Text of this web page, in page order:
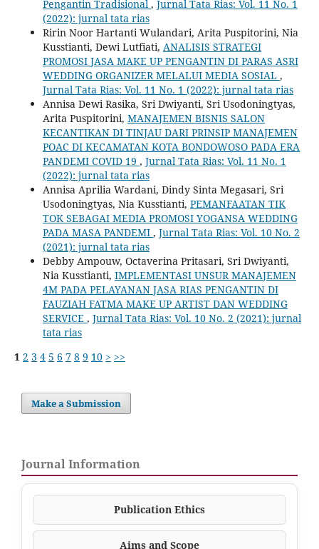
Pengantin Tradisional , Jurnal Tata Rias: Vol. 11 No. 1
(2022): jurnal tata rias
Ririn Noor Hartanti Wulandari, Arita Puspitorini, Nia
Kusstianti, Dewi Lutfiati, ANALISIS STRATEGI
PROMOSI JASA MAKE UP PENGANTIN DI PARAS ASRI
WEDDING ORGANIZER MELALUI MEDIA SOSIAL ,
Jurnal Tata Rias: Vol. 11 No. 1 (2022): jurnal tata rias
Annisa Dewi Rasika, Sri Dwiyanti, Sri Usodoningtyas,
Arita Puspitorini, MANAJEMEN BISNIS SALON
KECANTIKAN DI TINJAU DARI PRINSIP MANAJEMEN
POAC DI KECAMATAN KOTA BONDOWOSO PADA ERA
PANDEMI COVID 19 , Jurnal Tata Rias: Vol. 11 No. 1
(2022): jurnal tata rias
Annisa Aprilia Wardani, Dindy Sinta Megasari, Sri
Usodoningtyas, Nia Kusstianti, PEMANFAATAN TIK
TOK SEBAGAI MEDIA PROMOSI YOGANSA WEDDING
PADA MASA PANDEMI , Jurnal Tata Rias: Vol. 10 No. 2
(2021): jurnal tata rias
Debby Ampouw, Octaverina Pritasari, Sri Dwiyanti,
Nia Kusstianti, IMPLEMENTASI UNSUR MANAJEMEN
4M PADA PELAYANAN JASA RIAS PENGANTIN DI
FAUZIAH FATMA MAKE UP ARTIST DAN WEDDING
SERVICE , Jurnal Tata Rias: Vol. 10 No. 2 (2021): jurnal
tata rias
1 2 3 4 5 6 7 8 9 10 > >>
Make a Submission
Journal Information
Publication Ethics
Aims and Scope